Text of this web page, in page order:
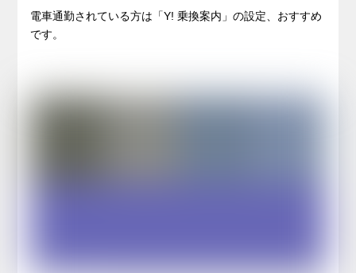
電車通勤されている方は「Y! 乗換案内」の設定、おすすめ
です。